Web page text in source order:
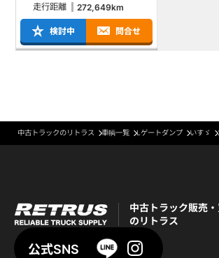
走行距離
272,649km
検討中 問合せ
中古トラックのリトラス 車輌一覧 Lゲートダンプ いすゞ
中古トラック販売
のリトラス
公式SNS